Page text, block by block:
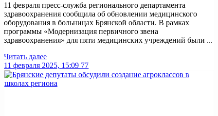
11 февраля пресс-служба регионального департамента
здравоохранения сообщила об обновлении медицинского
оборудования в больницах Брянской области. В рамках
программы «Модернизация первичного звена
здравоохранения» для пяти медицинских учреждений были ...
Читать далее
11 февраля 2025, 15:09 77